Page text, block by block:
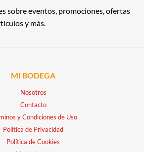
sobre eventos, promociones, ofertas
y más.
MI BODEGA
Nosotros
Contacto
y Condiciones de Uso
Política de Privacidad
Política de Cookies